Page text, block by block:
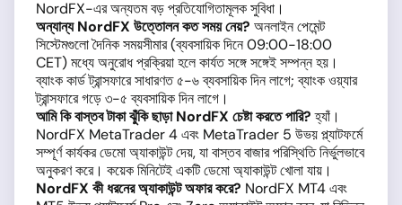
NordFX-এর অন্যতম বড় প্রতিযোগিতামূলক সুবিধা।
অন্যান্য NordFX উত্তোলন কত সময় নেয়? অনলাইন পেমেন্ট
সিস্টেমগুলো দৈনিক সময়সীমার (ব্যবসায়িক দিনে 09:00-18:00
CET) মধ্যে অনুরোধ প্রক্রিয়া হলে কার্যত সঙ্গে সঙ্গেই সম্পন্ন হয়।
ব্যাংক কার্ড ট্রান্সফারে সাধারণত ৫-৬ ব্যবসায়িক দিন লাগে; ব্যাংক ওয়্যার
ট্রান্সফারে গড়ে ৩-৫ ব্যবসায়িক দিন লাগে।
আমি কি বাস্তব টাকা ঝুঁকি ছাড়া NordFX চেষ্টা করতে পারি?হ্যাঁ।
NordFX MetaTrader 4 এবং MetaTrader 5 উভয় প্ল্যাটফর্মে
সম্পূর্ণ কার্যকর ডেমো অ্যাকাউন্ট দেয়, যা বাস্তব বাজার পরিস্থিতি নির্ভুলভাবে
অনুকরণ করে। কয়েক মিনিটেই একটি ডেমো অ্যাকাউন্ট খোলা যায়।
NordFX কী ধরনের অ্যাকাউন্ট অফার করে? NordFX MT4 এবং